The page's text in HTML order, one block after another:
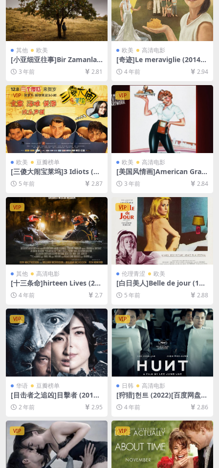
其他 欧美
[小亚细亚往事]Bir Zamanlar
Anadolu’da (2011)[百度网盘
+夸克网盘1080P超清未删减
资源][网盘在线播放/下载][MP
4/10GB][中文字幕]
3 年前 2.81
欧美 高清电影
[奇迹]Le meraviglie (2014)
[百度网盘+迅雷云盘资源1080
P超清未删减][MP4/6GB][中
文字幕]
4 年前 2.94
VIP
欧美 豆瓣榜单
[三傻大闹宝莱坞]3 Idiots (20
09)[百度网盘+迅雷云盘资源1
080P超清未删减][MP4/11G
5 年前 2.87
VIP
欧美 高清电影
[美国风情画]American Gra
ffiti (1973)[百度网盘+夸克网
盘1080P超清未删减资源][网
B][繁体中字]
3 年前 2.84
VIP
其他 高清电影
[十三条命]hirteen Lives (202
2)[百度网盘+迅雷云盘资源10
80P超清未删减][MP4/9GB]
[中文字幕]
4 年前 2.7
VIP
伦理青涩 欧美
[白日美人]Belle de jour (196
7)[百度网盘+迅雷云盘资源10
80P超清未删减][MP4/6.1GB]
[原声中字]
5 年前 2.88
VIP
华语 豆瓣榜单
[目击者之追凶]目擊者 (2017)
[百度网盘+夸克网盘1080P超
清未删减资源][网盘在线播放/
下载][MP4/7.6GB][中文字幕]
2 年前 2.95
VIP
日韩 高清电影
[狩猎]헌트 (2022)[百度网盘
+迅雷云盘资源1080P超清未
删减][MP4/8GB][韩语中字]
4 年前 2.86
VIP VIP